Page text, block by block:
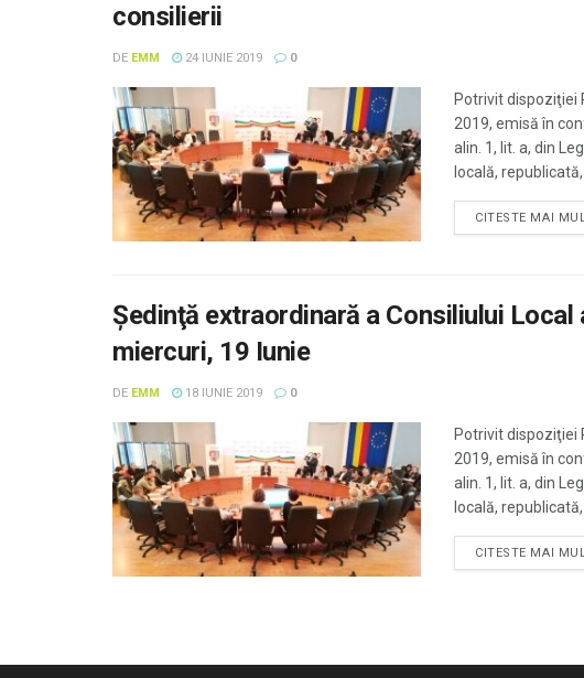
consilierii
DE EMM 24 IUNIE 2019 0
Potrivit dispoziţiei
2019, emisă în
alin. 1, lit. a, din
locală, republicată,
CITESTE MAI
Şedinţă extraordinară a Consiliului
miercuri, 19 Iunie
DE EMM 18 IUNIE 2019 0
Potrivit dispoziţiei
2019, emisă în
alin. 1, lit. a, din
locală, republicată,
CITESTE MAI